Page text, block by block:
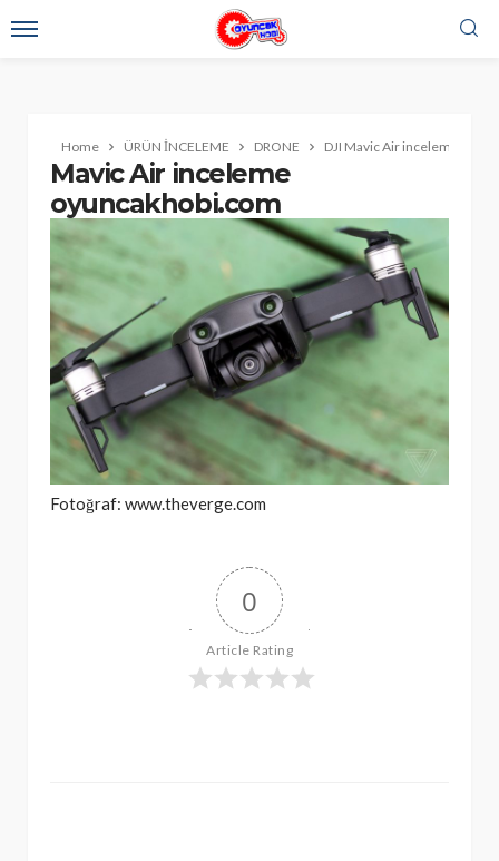
Home ÜRÜN İNCELEME DRONE DJI Mavic Air inceleme:
Mavic Air inceleme
oyuncakhobi.com
Fotoğraf: www.theverge.com
0
Article Rating